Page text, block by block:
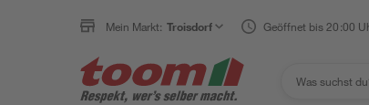
Mein Markt: Troisdorf Geöffnet bis 20:00